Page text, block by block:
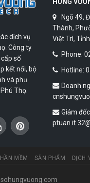
dịch vụ
Công ty
số
kết nối, bộ
và phụ
Thọ.
Ngõ 49,
Thành,
Việt Trì,
Phone:
Hotline:
Doanh
Giám
MỀM SẢN PHẨM DỊCH